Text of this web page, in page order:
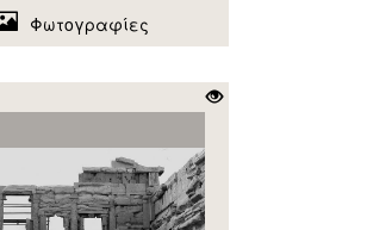
Φωτογραφίες